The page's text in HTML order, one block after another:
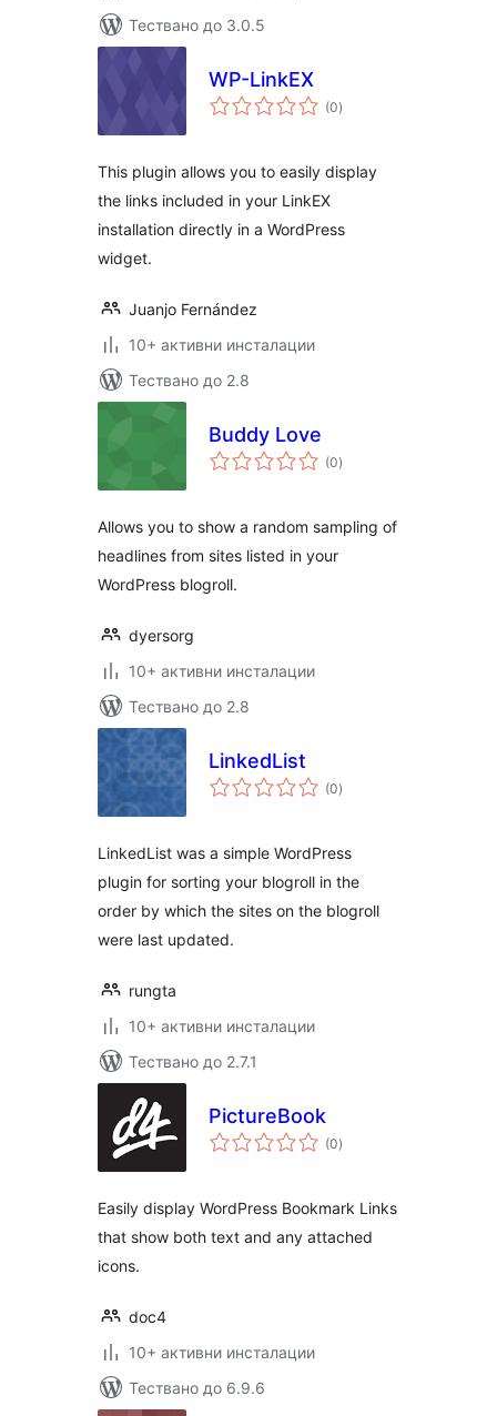
Тествано до 3.0.5
WP-LinkEX
(0общо
оценки
)
This plugin allows you to easily display
the links included in your LinkEX
installation directly in a WordPress
widget.
Juanjo Fernández
10+ активни инсталации
Тествано до 2.8
Buddy Love
(0общо
оценки
)
Allows you to show a random sampling of
headlines from sites listed in your
WordPress blogroll.
dyersorg
10+ активни инсталации
Тествано до 2.8
LinkedList
(0общо
оценки
)
LinkedList was a simple WordPress
plugin for sorting your blogroll in the
order by which the sites on the blogroll
were last updated.
rungta
10+ активни инсталации
Тествано до 2.7.1
PictureBook
(0общо
оценки
)
Easily display WordPress Bookmark Links
that show both text and any attached
icons.
doc4
10+ активни инсталации
Тествано до 6.9.6